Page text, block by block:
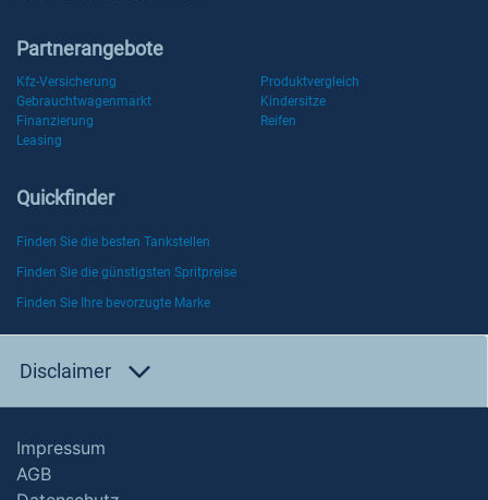
Partnerangebote
Kfz-Versicherung
Produktvergleich
Gebrauchtwagenmarkt
Kindersitze
Finanzierung
Reifen
Leasing
Quickfinder
Finden Sie die besten Tankstellen
Finden Sie die günstigsten Spritpreise
Finden Sie Ihre bevorzugte Marke
Disclaimer
Impressum
AGB